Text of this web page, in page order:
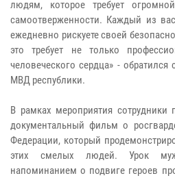
людям, которое требует
самоотверженности. Каждый из
ежедневно рискуете своей
это требует не только
человеческого сердца» -
МВД республики.
В рамках мероприятия сотрудники
документальный фильм о
Федерации, который
этих смелых людей. Урок
напоминанием о подвиге героев